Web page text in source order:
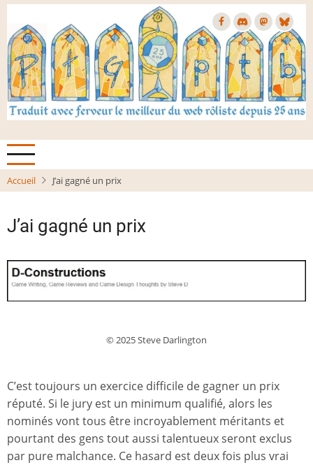
Aller
contenu
principal
Accueil J’ai gagné un prix
J’ai gagné un prix
© 2025 Steve Darlington
C’est toujours un exercice difficile de gagner un prix
réputé. Si le jury est un minimum qualifié, alors les
nominés vont tous être incroyablement méritants et
pourtant des gens tout aussi talentueux seront exclus
par pure malchance. Ce hasard est deux fois plus vrai